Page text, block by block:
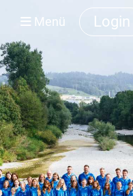
Login
Menü